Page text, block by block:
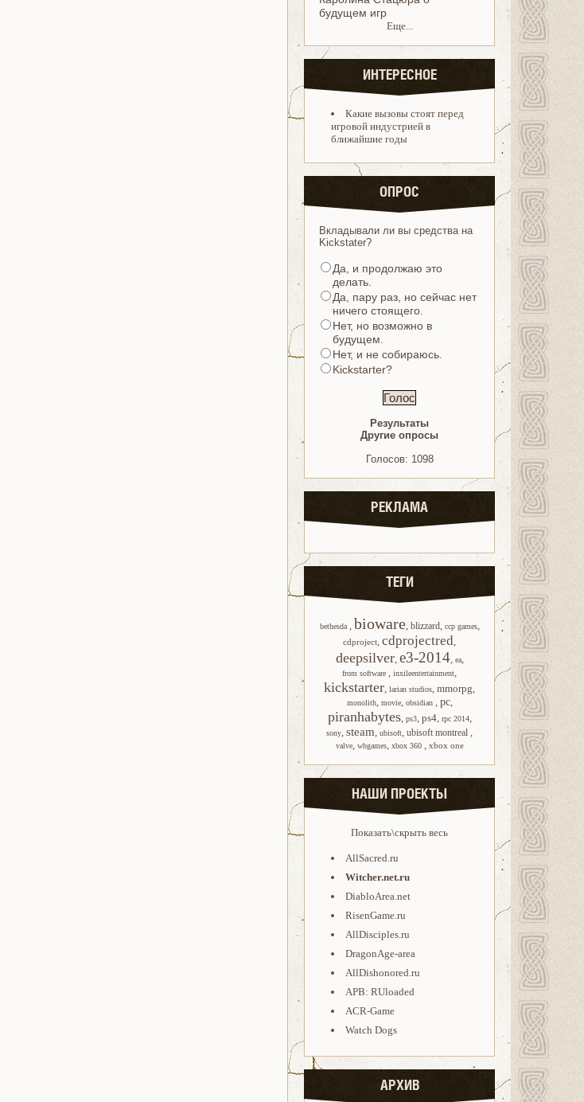
будущем игр
Еще...
ИНТЕРЕСНОЕ
Какие вызовы стоят перед
игровой индустрией в
ближайшие годы
ОПРОС
Вкладывали ли вы средства на
Kickstater?
Да, и продолжаю это
делать.
Да, пару раз, но сейчас нет
ничего стоящего.
Нет, но возможно в
будущем.
Нет, и не собираюсь.
Kickstarter?
Результаты
Другие опросы
Голосов: 1098
РЕКЛАМА
ТЕГИ
bethesda , bioware, blizzard, ccp games,
cdproject, cdprojectred,
deepsilver, e3-2014, ea,
from software , inxileentertainment,
kickstarter, larian studios, mmorpg,
monolith, movie, obsidian , pc,
piranhabytes, ps3, ps4, rpc 2014,
sony, steam, ubisoft, ubisoft montreal ,
valve, wbgames, xbox 360 , xbox one
НАШИ ПРОЕКТЫ
Показать\скрыть весь
AllSacred.ru
Witcher.net.ru
DiabloArea.net
RisenGame.ru
AllDisciples.ru
DragonAge-area
AllDishonored.ru
APB: RUloaded
ACR-Game
Watch Dogs
АРХИВ